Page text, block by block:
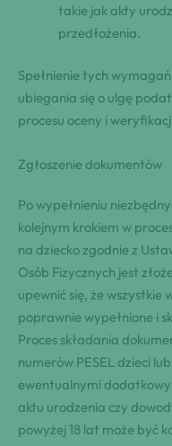
takie jak akty
przedłożenia.
Spełnienie tych
ubiegania się o ulgę
procesu oceny i
Zgłoszenie dokumentów
Po wypełnieniu
kolejnym krokiem w
na dziecko zgodnie z
Osób Fizycznych jest
upewnić się, że
poprawnie wypełnione i
Proces składania
numerów PESEL dzieci
ewentualnymi
aktu urodzenia czy
powyżej 18 lat może być